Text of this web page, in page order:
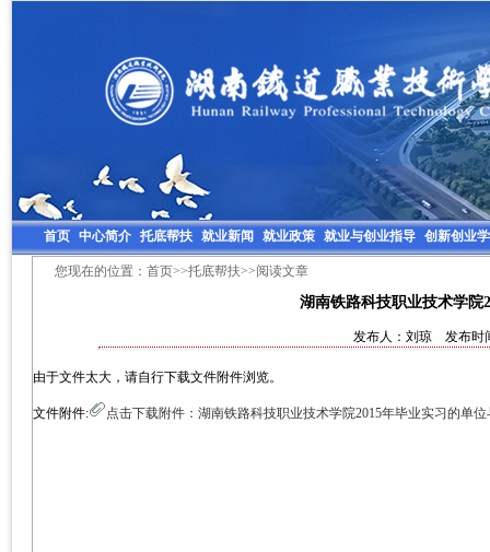
首页 中心简介 托底帮扶 就业新闻 就业政策 就业与创业指导 创新创业
您现在的位置：首页>>托底帮扶>>阅读文章
湖南铁路科技职业技术学院
发布人：刘琼 发布时
由于文件太大，请自行下载文件附件浏览。
文件附件: 点击下载附件：湖南铁路科技职业技术学院2015年毕业实习的单